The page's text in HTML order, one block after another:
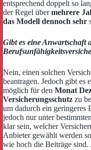
entsprechend doppelt so
der Regel übermehrere
das Modell dennoch sehr
Gibt es eine Anwartschaft
Nein, einen solchen
beantragen. Jedoch gibt es
möglich für den Monat
Versicherungsschutz zu
um dadurch ein geringeres
jedoch nur unter
klar sein, welcher
Anbieter gewählt werden
wie hoch die Beiträge sind.